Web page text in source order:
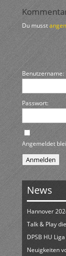
Du musst
Benutzername:
Passwort:
Angemeldet
Anmelden
News
Hannover
Talk & Play
DPSB HU
Neuigkeiten